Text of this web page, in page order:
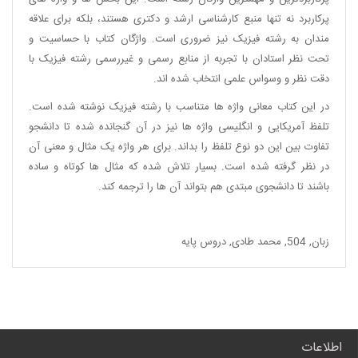
پرکاربرد نه تنها منبع کارشناسی ارشد و دکتری هستند، بلکه برای علاقه
مندان به رشته فیزیک نیز ضروری است. واژگان کتاب با حساسیت و
تحت نظر استادان با تجربه از منابع رسمی و غیررسمی رشته فیزیک با
دقت نظر و وسواس علمی انتخاب شده اند.
در این کتاب معانی واژه ها متناسب با رشته فیزیک نوشته شده است.
تلفظ آمریکایی و انگلیسی واژه ها نیز در آن گنجانده شده تا دانشجو
تفاوت بین این دو نوع تلفظ را بداند. برای هر واژه یک مثال و معنی آن
در نظر گرفته شده است. بسیار تلاش شده که مثال ها کوتاه و ساده
باشند تا دانشجوی مبتدی هم بتواند آن ها را ترجمه کند.
زبان,
504
, محمد طادی,دروس پایه
اطلاعات